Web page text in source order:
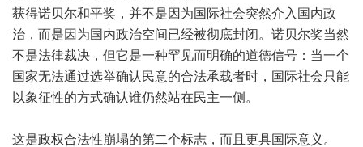
获得诺贝尔和平奖，并不是因为国际社会突然介入国内政
治，而是因为国内政治空间已经被彻底封闭。诺贝尔奖当然
不是法律裁决，但它是一种罕见而明确的道德信号：当一个
国家无法通过选举确认民意的合法承载者时，国际社会只能
以象征性的方式确认谁仍然站在民主一侧。
这是政权合法性崩塌的第二个标志，而且更具国际意义。